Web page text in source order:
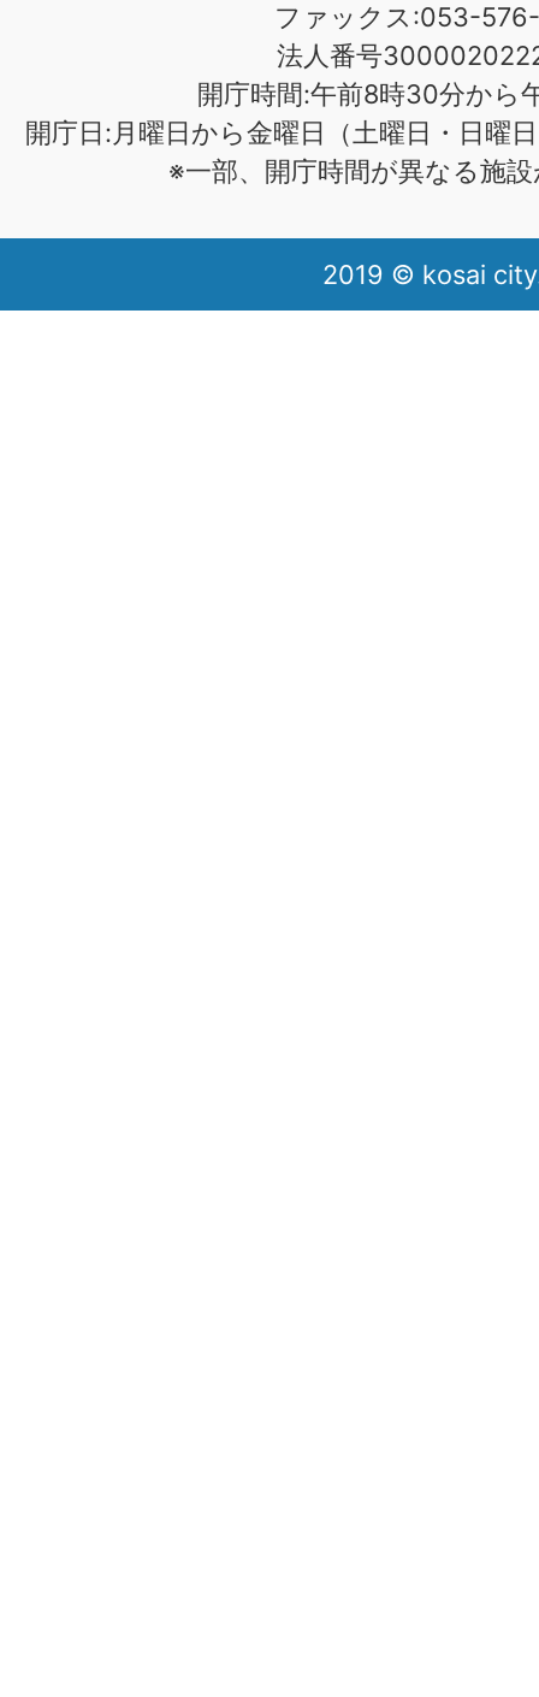
ファックス:053-576-
法人番号
開庁時間:午前8時30分から
開庁日:月曜日から金曜日（土曜日・日曜
※一部、開庁時間が異なる施
2019 © kosai